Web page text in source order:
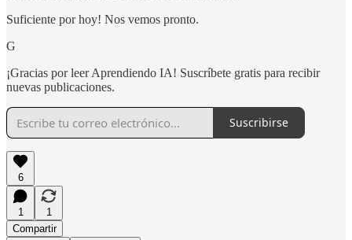
Suficiente por hoy! Nos vemos pronto.
G
¡Gracias por leer Aprendiendo IA! Suscríbete gratis para recibir
nuevas publicaciones.
Suscribirse
6
1
1
Compartir